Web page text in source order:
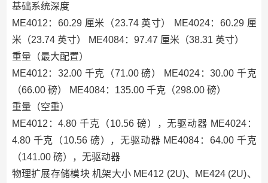
基础系统深度
ME4012：60.29 厘米（23.74 英寸） ME4024：60.29 厘
米（23.74 英寸） ME4084：97.47 厘米（38.31 英寸）
重量（最大配置）
ME4012：32.00 千克（71.00 磅） ME4024：30.00 千克
（66.00 磅） ME4084：135.00 千克（298.00 磅）
重量（空重）
ME4012：4.80 千克（10.56 磅），无驱动器 ME4024：
4.80 千克（10.56 磅），无驱动器 ME4084：64.00 千克
（141.00 磅），无驱动器
物理扩展存储模块 机架大小 ME412 (2U)、ME424 (2U)、